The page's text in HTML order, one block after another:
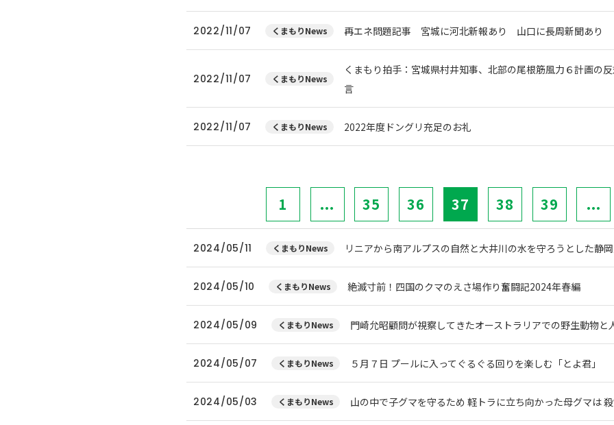
2022/11/07 くまもりNews 再エネ問題記事 宮城に河北新報あり 山口に長周新聞あり
2022/11/07 くまもりNews
くまもり拍手：宮城県村井知事、北部の尾根筋風力６計画の
言
2022/11/07 くまもりNews 2022年度ドングリ充足のお礼
1 ... 35 36 37 38 39 ...
2024/05/11 くまもりNews リニアから南アルプスの自然と大井川の水を守ろうとした静
2024/05/10 くまもりNews 絶滅寸前！四国のクマのえさ場作り奮闘記2024年春編
2024/05/09 くまもりNews 門崎允昭顧問が視察してきたオーストラリアでの野生動物と
2024/05/07 くまもりNews ５月７日 プールに入ってぐるぐる回りを楽しむ「とよ君」
2024/05/03 くまもりNews 山の中で子グマを守るため 軽トラに立ち向かった母グマは